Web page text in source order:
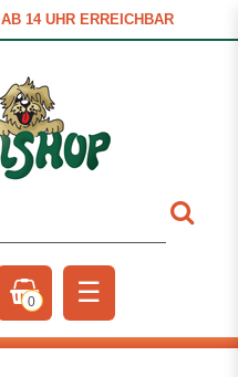
AB 14 UHR ERREICHBAR
0 ☰